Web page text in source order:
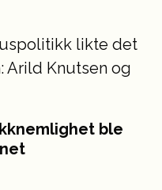
ble